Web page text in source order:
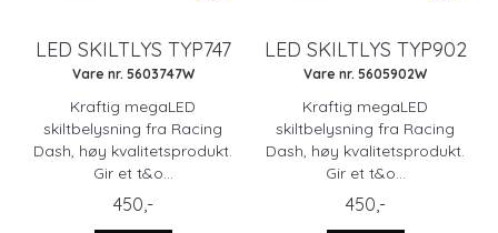
LED SKILTLYS TYP747
Vare nr. 5603747W
Kraftig megaLED
skiltbelysning fra Racing
Dash, høy kvalitetsprodukt.
Gir et t&o...
450,-
LED SKILTLYS TYP902
Vare nr. 5605902W
Kraftig megaLED
skiltbelysning fra Racing
Dash, høy kvalitetsprodukt.
Gir et t&o...
450,-